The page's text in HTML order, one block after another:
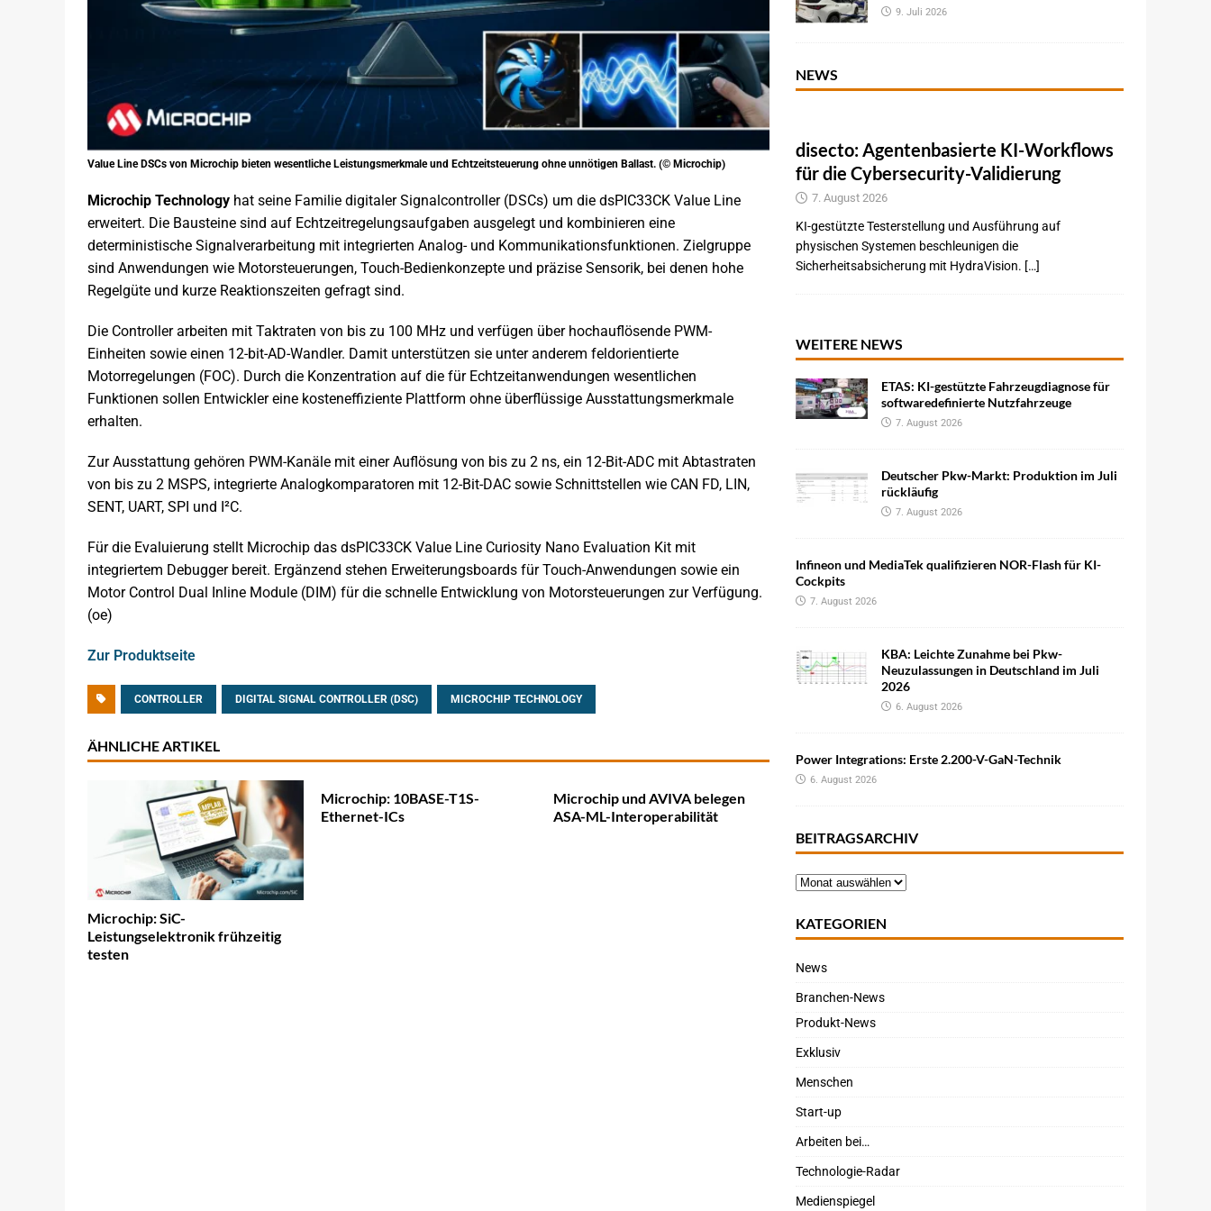
Value Line DSCs von Microchip bieten wesentliche Leistungsmerkmale und Echtzeitsteuerung ohne unnötigen Ballast. (© Microchip)
Microchip Technology hat seine Familie digitaler Signalcontroller (DSCs) um die dsPIC33CK Value Line
erweitert. Die Bausteine sind auf Echtzeitregelungsaufgaben ausgelegt und kombinieren eine
deterministische Signalverarbeitung mit integrierten Analog- und Kommunikationsfunktionen. Zielgruppe
sind Anwendungen wie Motorsteuerungen, Touch-Bedienkonzepte und präzise Sensorik, bei denen hohe
Regelgüte und kurze Reaktionszeiten gefragt sind.
Die Controller arbeiten mit Taktraten von bis zu 100 MHz und verfügen über hochauflösende PWM-
Einheiten sowie einen 12-bit-AD-Wandler. Damit unterstützen sie unter anderem feldorientierte
Motorregelungen (FOC). Durch die Konzentration auf die für Echtzeitanwendungen wesentlichen
Funktionen sollen Entwickler eine kosteneffiziente Plattform ohne überflüssige Ausstattungsmerkmale
erhalten.
Zur Ausstattung gehören PWM-Kanäle mit einer Auflösung von bis zu 2 ns, ein 12-Bit-ADC mit Abtastraten
von bis zu 2 MSPS, integrierte Analogkomparatoren mit 12-Bit-DAC sowie Schnittstellen wie CAN FD, LIN,
SENT, UART, SPI und I²C.
Für die Evaluierung stellt Microchip das dsPIC33CK Value Line Curiosity Nano Evaluation Kit mit
integriertem Debugger bereit. Ergänzend stehen Erweiterungsboards für Touch-Anwendungen sowie ein
Motor Control Dual Inline Module (DIM) für die schnelle Entwicklung von Motorsteuerungen zur Verfügung.
(oe)
Zur Produktseite
CONTROLLER DIGITAL SIGNAL CONTROLLER (DSC) MICROCHIP TECHNOLOGY
ÄHNLICHE ARTIKEL
Microchip: SiC-
Leistungselektronik frühzeitig
testen
Microchip: 10BASE-T1S-
Ethernet-ICs
Microchip und AVIVA belegen
ASA-ML-Interoperabilität
9. Juli 2026
NEWS
disecto: Agentenbasierte KI-Workflows
für die Cybersecurity-Validierung
7. August 2026
KI-gestützte Testerstellung und Ausführung auf
physischen Systemen beschleunigen die
Sicherheitsabsicherung mit HydraVision. […]
WEITERE NEWS
ETAS: KI-gestützte Fahrzeugdiagnose für
softwaredefinierte Nutzfahrzeuge
7. August 2026
Deutscher Pkw-Markt: Produktion im Juli
rückläufig
7. August 2026
Infineon und MediaTek qualifizieren NOR-Flash für KI-
Cockpits
7. August 2026
KBA: Leichte Zunahme bei Pkw-
Neuzulassungen in Deutschland im Juli
2026
6. August 2026
Power Integrations: Erste 2.200-V-GaN-Technik
6. August 2026
BEITRAGSARCHIV
KATEGORIEN
News
Branchen-News
Produkt-News
Exklusiv
Menschen
Start-up
Arbeiten bei…
Technologie-Radar
Medienspiegel